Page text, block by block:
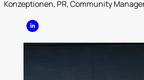
Konzeptionen, PR, Community